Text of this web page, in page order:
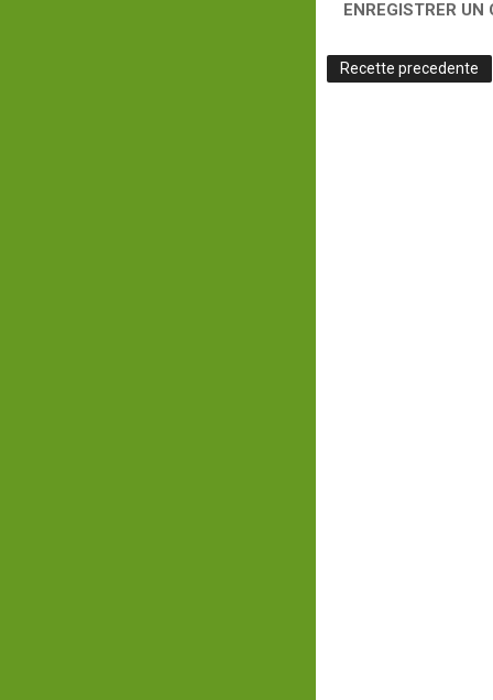
ENREGISTRER UN
Recette precedente